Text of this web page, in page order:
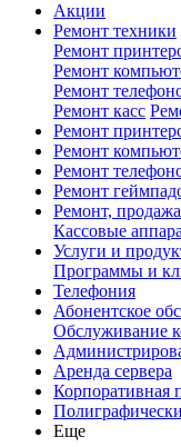
Акции
Ремонт техники
Ремонт
Ремонт
Ремонт
Ремонт касс
Ремонт
Ремонт
Ремонт
Ремонт
Ремонт,
Кассовые
Услуги и
Программы и
Телефония
Абонентское
Обслуживание
Аренда сервера
Корпоративная
Еще